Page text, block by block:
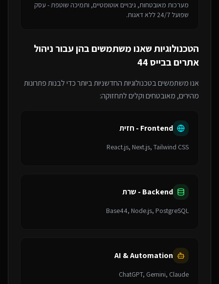
מערכות מאובטחות, גיבויים אוטומטיים, ותמיכה שוטפת - עסק
שפועל 24/7 ללא דאגות.
הטכנולוגיות שאנו משתמשים בהן עבור ניהול
אתרים בבייס 44
אנו משתמשים בטכנולוגיות החדשניות ביותר כדי לבנות פתרונות
מהירים, מאובטחים וקלים לתחזוקה:
Frontend - חזית
React.js, Next.js, Tailwind CSS
Backend - שרת
Base44, Node.js, PostgreSQL
AI & Automation
ChatGPT, Gemini, Claude